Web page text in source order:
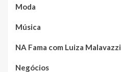
Moda
Música
NA Fama com Luiza Malavazzi
Negócios